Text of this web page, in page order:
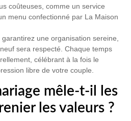
coûteuses, comme un service
menu confectionné par La Maison
une organisation sereine,
sera respecté. Chaque temps
célébrant à la fois le
libre de votre couple.
mêle-t-il les
les valeurs ?